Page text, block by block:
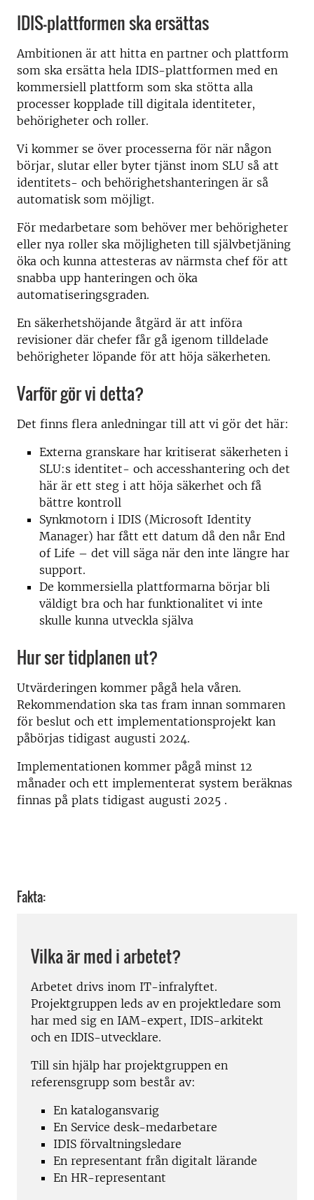
IDIS-plattformen ska ersättas
Ambitionen är att hitta en partner och plattform
som ska ersätta hela IDIS-plattformen med en
kommersiell plattform som ska stötta alla
processer kopplade till digitala identiteter,
behörigheter och roller.
Vi kommer se över processerna för när någon
börjar, slutar eller byter tjänst inom SLU så att
identitets- och behörighetshanteringen är så
automatisk som möjligt.
För medarbetare som behöver mer behörigheter
eller nya roller ska möjligheten till självbetjäning
öka och kunna attesteras av närmsta chef för att
snabba upp hanteringen och öka
automatiseringsgraden.
En säkerhetshöjande åtgärd är att införa
revisioner där chefer får gå igenom tilldelade
behörigheter löpande för att höja säkerheten.
Varför gör vi detta?
Det finns flera anledningar till att vi gör det här:
Externa granskare har kritiserat säkerheten i
SLU:s identitet- och accesshantering och det
här är ett steg i att höja säkerhet och få
bättre kontroll
Synkmotorn i IDIS (Microsoft Identity
Manager) har fått ett datum då den når End
of Life – det vill säga när den inte längre har
support.
De kommersiella plattformarna börjar bli
väldigt bra och har funktionalitet vi inte
skulle kunna utveckla själva
Hur ser tidplanen ut?
Utvärderingen kommer pågå hela våren.
Rekommendation ska tas fram innan sommaren
för beslut och ett implementationsprojekt kan
påbörjas tidigast augusti 2024.
Implementationen kommer pågå minst 12
månader och ett implementerat system beräknas
finnas på plats tidigast augusti 2025 .
Fakta:
Vilka är med i arbetet?
Arbetet drivs inom IT-infralyftet.
Projektgruppen leds av en projektledare som
har med sig en IAM-expert, IDIS-arkitekt
och en IDIS-utvecklare.
Till sin hjälp har projektgruppen en
referensgrupp som består av:
En katalogansvarig
En Service desk-medarbetare
IDIS förvaltningsledare
En representant från digitalt lärande
En HR-representant